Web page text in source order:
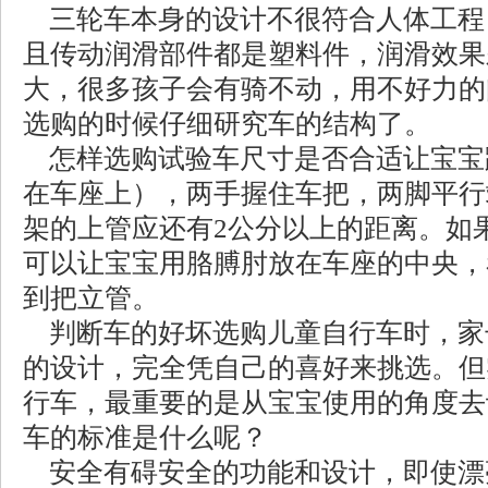
三轮车本身的设计不很符合人体工
且传动润滑部件都是塑料件，润滑效
大，很多孩子会有骑不动，用不好力
选购的时候仔细研究车的结构了。
怎样选购试验车尺寸是否合适让宝
在车座上），两手握住车把，两脚平
架的上管应还有2公分以上的距离。如
可以让宝宝用胳膊肘放在车座的中央
到把立管。
判断车的好坏选购儿童自行车时，
的设计，完全凭自己的喜好来挑选。
行车，最重要的是从宝宝使用的角度
车的标准是什么呢？
安全有碍安全的功能和设计，即使